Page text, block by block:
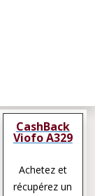
CashBack
Viofo A329
Achetez et
récupérez un